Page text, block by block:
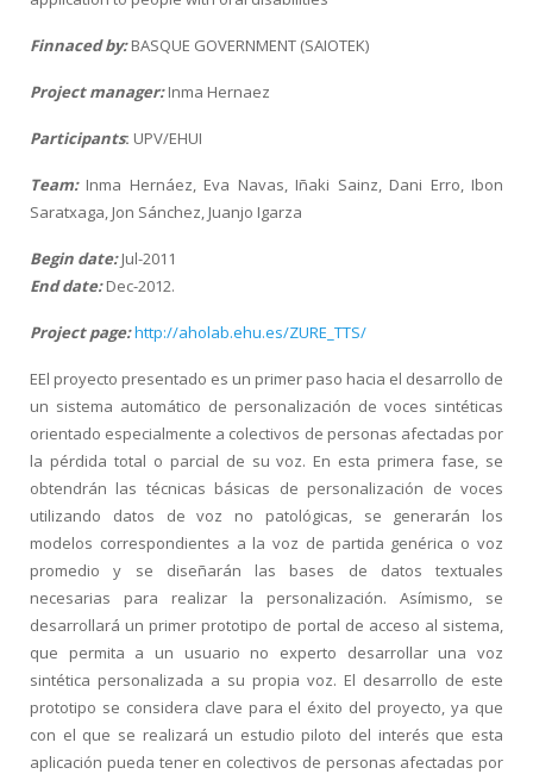
Finnaced by:BASQUE GOVERNMENT (SAIOTEK)
Project manager: Inma Hernaez
Participants: UPV/EHUI
Team: Inma Hernáez, Eva Navas, Iñaki Sainz, Dani Erro, Ibon
Saratxaga, Jon Sánchez, Juanjo Igarza
Begin date:Jul-2011
End date:Dec-2012.
Project page:http://aholab.ehu.es/ZURE_TTS/
EEl proyecto presentado es un primer paso hacia el desarrollo de
un sistema automático de personalización de voces sintéticas
orientado especialmente a colectivos de personas afectadas por
la pérdida total o parcial de su voz. En esta primera fase, se
obtendrán las técnicas básicas de personalización de voces
utilizando datos de voz no patológicas, se generarán los
modelos correspondientes a la voz de partida genérica o voz
promedio y se diseñarán las bases de datos textuales
necesarias para realizar la personalización. Asímismo, se
desarrollará un primer prototipo de portal de acceso al sistema,
que permita a un usuario no experto desarrollar una voz
sintética personalizada a su propia voz. El desarrollo de este
prototipo se considera clave para el éxito del proyecto, ya que
con el que se realizará un estudio piloto del interés que esta
aplicación pueda tener en colectivos de personas afectadas por